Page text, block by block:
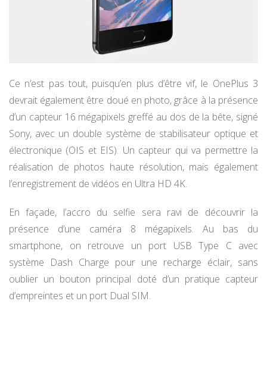
Ce n’est pas tout, puisqu’en plus d’être vif, le OnePlus 3
devrait également être doué en photo, grâce à la présence
d’un capteur 16 mégapixels greffé au dos de la bête, signé
Sony, avec un double système de stabilisateur optique et
électronique (OIS et EIS). Un capteur qui va permettre la
réalisation de photos haute résolution, mais également
l’enregistrement de vidéos en Ultra HD 4K.
En façade, l’accro du selfie sera ravi de découvrir la
présence d’une caméra 8 mégapixels. Au bas du
smartphone, on retrouve un port USB Type C avec
système Dash Charge pour une recharge éclair, sans
oublier un bouton principal doté d’un pratique capteur
d’empreintes et un port Dual SIM.